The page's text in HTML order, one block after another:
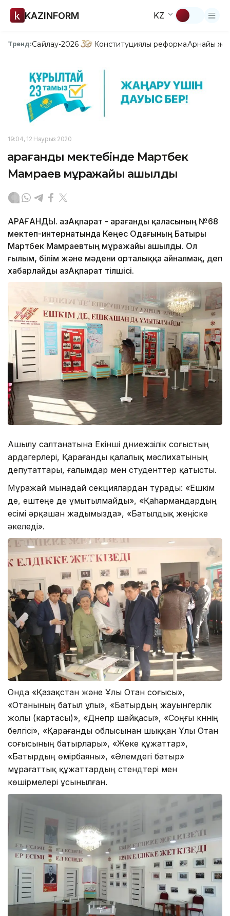
KAZINFORM KZ
Тренд:Сайлау-2026 Конституциялық реформаАрнайы
19:04, 12 Наурыз 2020
Қарағанды мектебінде Мартбек
Мамраев мұражайы ашылды
ҚАРАҒАНДЫ. ҚазАқпарат - Қарағанды қаласының №68
мектеп-интернатында Кеңес Одағының Батыры
Мартбек Мамраевтың мұражайы ашылды. Ол
ғылым, білім және мәдени орталыққа айналмақ, деп
хабарлайды ҚазАқпарат тілшісі.
Ашылу салтанатына Екінші дүниежүзілік соғыстың
ардагерлері, Қарағанды қалалық мәслихатының
депутаттары, ғалымдар мен студенттер қатысты.
Мұражай мынадай секциялардан тұрады: «Ешкім
де, ештеңе де ұмытылмайды», «Қаһармандардың
есімі әрқашан жадымызда», «Батылдық жеңіске
әкеледі».
Онда «Қазақстан және Ұлы Отан соғысы»,
«Отанының батыл ұлы», «Батырдың жауынгерлік
жолы (картасы)», «Днепр шайқасы», «Соңғы күннің
белгісі», «Қарағанды облысынан шыққан Ұлы Отан
соғысының батырлары», «Жеке құжаттар»,
«Батырдың өмірбаяны», «Әлемдегі батыр»
мұрағаттық құжаттардың стендтері мен
көшірмелері ұсынылған.